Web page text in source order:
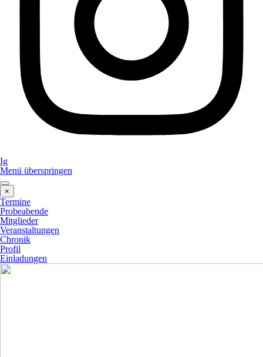
Ig
Menü überspringen
×
Termine
Probeabende
Mitglieder
Veranstaltungen
Chronik
Profil
Einladungen